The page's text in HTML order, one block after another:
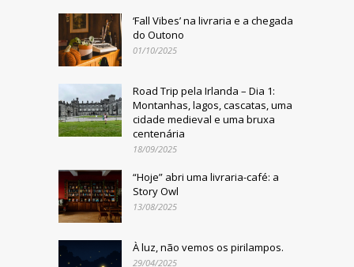
‘Fall Vibes’ na livraria e a chegada
do Outono
01/10/2025
Road Trip pela Irlanda – Dia 1:
Montanhas, lagos, cascatas, uma
cidade medieval e uma bruxa
centenária
18/09/2025
“Hoje” abri uma livraria-café: a
Story Owl
13/08/2025
À luz, não vemos os pirilampos.
29/04/2025